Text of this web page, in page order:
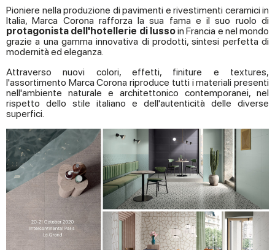
Pioniere nella produzione di pavimenti e rivestimenti ceramici in
Italia, Marca Corona rafforza la sua fama e il suo ruolo di
protagonista dell'hotellerie di lussoin Francia e nel mondo
grazie a una gamma innovativa di prodotti, sintesi perfetta di
modernità ed eleganza.
Attraverso nuovi colori, effetti, finiture e textures,
l'assortimento Marca Corona riproduce tutti i materiali presenti
nell'ambiente naturale e architettonico contemporanei, nel
rispetto dello stile italiano e dell'autenticità delle diverse
superfici.